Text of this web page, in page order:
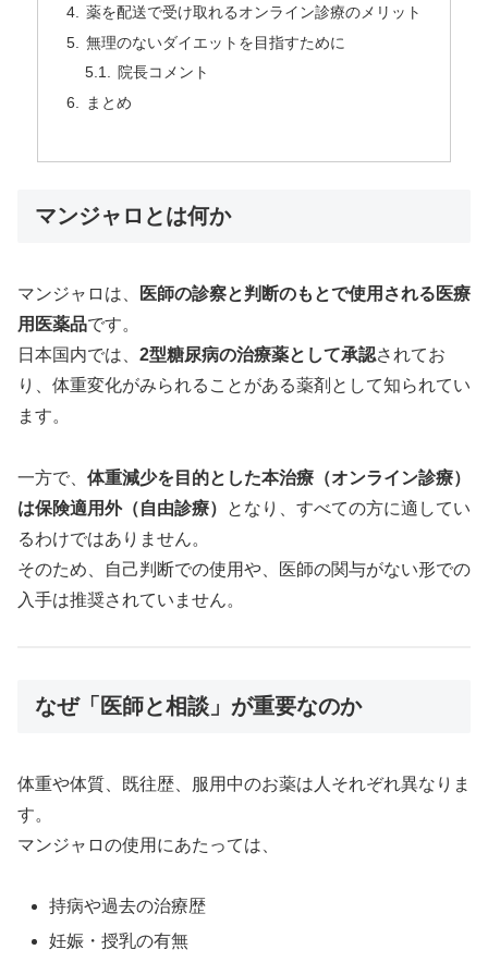
薬を配送で受け取れるオンライン診療のメリット
無理のないダイエットを目指すために
院長コメント
まとめ
マンジャロとは何か
マンジャロは、
医師の診察と判断のもとで使用される医療
用医薬品です。
日本国内では、 2型糖尿病の治療薬として承認されてお
り、体重変化がみられることがある薬剤として知られてい
ます。
一方で、 体重減少を目的とした本治療（オンライン診療）
は保険適用外（自由診療）
となり、すべての方に適してい
るわけではありません。
そのため、自己判断での使用や、医師の関与がない形での
入手は推奨されていません。
なぜ「医師と相談」が重要なのか
体重や体質、既往歴、服用中のお薬は人それぞれ異なりま
す。
マンジャロの使用にあたっては、
持病や過去の治療歴
妊娠・授乳の有無